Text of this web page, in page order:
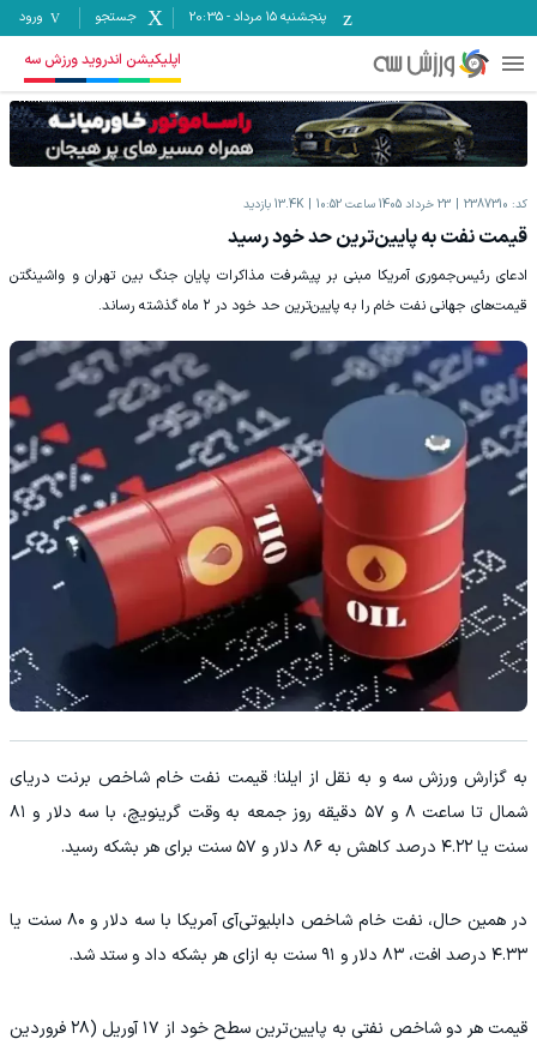
پنجشنبه ۱۵ مرداد -
20:35 جستجو ورود
اپلیکیشن اندروید ورزش سه
کد: 2387310 23 خرداد 1405 ساعت 10:52 13.4K بازدید
قیمت نفت به پایین‌ترین حد خود رسید
ادعای رئیس‌جموری آمریکا مبنی بر پیشرفت مذاکرات پایان جنگ بین تهران و واشینگتن
قیمت‌های جهانی نفت خام را به پایین‌ترین حد خود در ۲ ماه گذشته رساند.
به گزارش ورزش سه و به نقل از ایلنا؛ قیمت نفت خام شاخص برنت دریای
شمال تا ساعت ۸ و ۵۷ دقیقه روز جمعه به وقت گرینویچ، با سه دلار و ۸۱
سنت یا ۴.۲۲ درصد کاهش به ۸۶ دلار و ۵۷ سنت برای هر بشکه رسید.
در همین حال، نفت خام شاخص دابلیوتی‌آی آمریکا با سه دلار و ۸۰ سنت یا
۴.۳۳ درصد افت، ۸۳ دلار و ۹۱ سنت به ازای هر بشکه داد و ستد شد.
قیمت هر دو شاخص نفتی به پایین‌ترین سطح خود از ۱۷ آوریل (۲۸ فروردین